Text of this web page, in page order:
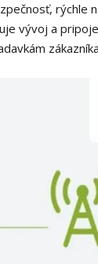
rýchle
vývoj a